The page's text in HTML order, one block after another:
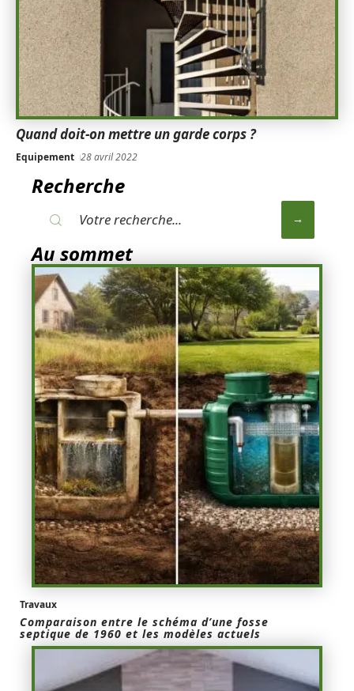
Quand doit-on mettre un garde corps ?
Equipement 28 avril 2022
Recherche
Au sommet
Travaux
Comparaison entre le schéma d’une fosse
septique de 1960 et les modèles actuels